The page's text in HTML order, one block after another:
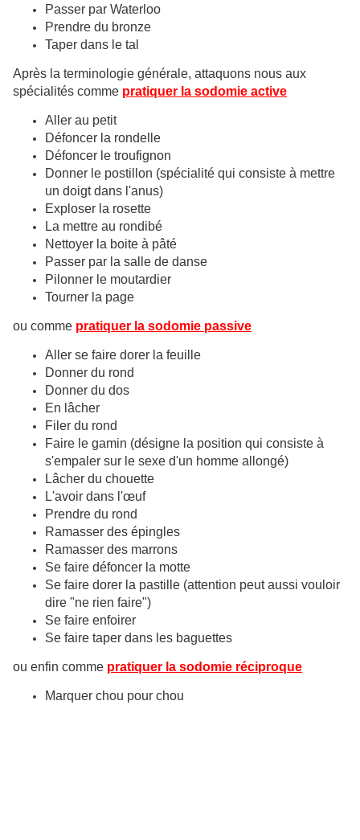
Passer par Waterloo
Prendre du bronze
Taper dans le tal
Après la terminologie générale, attaquons nous aux
spécialités comme pratiquer la sodomie active
Aller au petit
Défoncer la rondelle
Défoncer le troufignon
Donner le postillon (spécialité qui consiste à mettre
un doigt dans l'anus)
Exploser la rosette
La mettre au rondibé
Nettoyer la boite à pâté
Passer par la salle de danse
Pilonner le moutardier
Tourner la page
ou comme pratiquer la sodomie passive
Aller se faire dorer la feuille
Donner du rond
Donner du dos
En lâcher
Filer du rond
Faire le gamin (désigne la position qui consiste à
s'empaler sur le sexe d'un homme allongé)
Lâcher du chouette
L'avoir dans l'œuf
Prendre du rond
Ramasser des épingles
Ramasser des marrons
Se faire défoncer la motte
Se faire dorer la pastille (attention peut aussi vouloir
dire "ne rien faire")
Se faire enfoirer
Se faire taper dans les baguettes
ou enfin comme pratiquer la sodomie réciproque
Marquer chou pour chou